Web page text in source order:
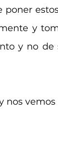
y
y no
nos